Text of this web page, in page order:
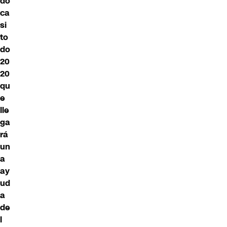
ca
si
to
do
20
20
qu
e
lle
ga
rá
un
a
ay
ud
a
de
l